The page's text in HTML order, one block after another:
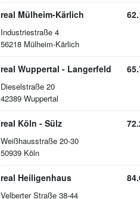
real Mülheim-Kärlich
Industriestraße 4
56218 Mülheim-Kärlich
real Wuppertal - Langerfeld
Dieselstraße 20
42389 Wuppertal
real Köln - Sülz
Weißhausstraße 20-30
50939 Köln
real Heiligenhaus
Velberter Straße 38-44